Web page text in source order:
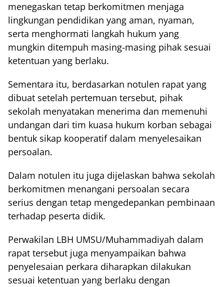
menegaskan tetap berkomitmen menjaga
lingkungan pendidikan yang aman, nyaman,
serta menghormati langkah hukum yang
mungkin ditempuh masing-masing pihak sesuai
ketentuan yang berlaku.
Sementara itu, berdasarkan notulen rapat yang
dibuat setelah pertemuan tersebut, pihak
sekolah menyatakan menerima dan memenuhi
undangan dari tim kuasa hukum korban sebagai
bentuk sikap kooperatif dalam menyelesaikan
persoalan.
Dalam notulen itu juga dijelaskan bahwa sekolah
berkomitmen menangani persoalan secara
serius dengan tetap mengedepankan pembinaan
terhadap peserta didik.
Perwakilan LBH UMSU/Muhammadiyah dalam
rapat tersebut juga menyampaikan bahwa
penyelesaian perkara diharapkan dilakukan
sesuai ketentuan yang berlaku dengan